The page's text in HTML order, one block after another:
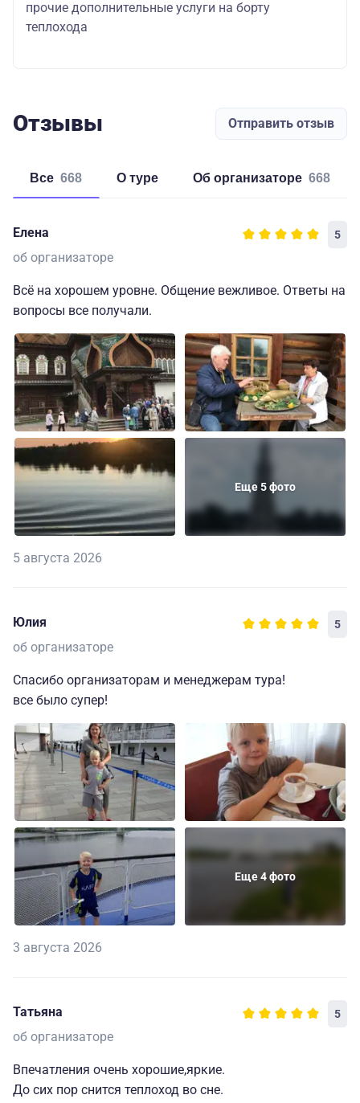
прочие дополнительные услуги на борту
теплохода
Отзывы Отправить отзыв
Все 668 о туре об организаторе 668
Елена 5
об организаторе
Всё на хорошем уровне. Общение вежливое. Ответы на
вопросы все получали.
Еще 5 фото
5 августа 2026
Юлия 5
об организаторе
Спасибо организаторам и менеджерам тура!
все было супер!
Еще 4 фото
3 августа 2026
Татьяна 5
об организаторе
Впечатления очень хорошие,яркие.
До сих пор снится теплоход во сне.